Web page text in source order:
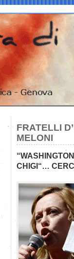
FRATELLI
MELONI
CHIGI“…